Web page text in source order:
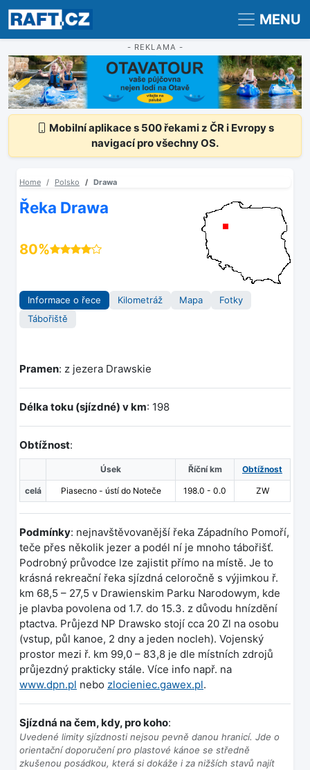
Registrace Přihlášení MENU
- REKLAMA -
Mobilní aplikace s 500 řekami z ČR i Evropy s
navigací pro všechny OS.
Home Polsko Drawa
Řeka Drawa
80%
Informace o řece Kilometráž Mapa
Fotky
Tábořiště
Pramen: z jezera Drawskie
Délka toku (sjízdné) v km: 198
Obtížnost:
Úsek Říční km Obtížnost
celá Piasecno - ústí do Noteče 198.0 - 0.0 ZW
Podmínky: nejnavštěvovanější řeka Západního Pomoří,
teče přes několik jezer a podél ní je mnoho tábořišť.
Podrobný průvodce lze zajistit přímo na místě. Je to
krásná rekreační řeka sjízdná celoročně s výjimkou ř.
km 68,5 – 27,5 v Drawienskim Parku Narodowym, kde
je plavba povolena od 1.7. do 15.3. z důvodu hnízdění
ptactva. Průjezd NP Drawsko stojí cca 20 Zl na osobu
(vstup, půl kanoe, 2 dny a jeden nocleh). Vojenský
prostor mezi ř. km 99,0 – 83,8 je dle místních zdrojů
průjezdný prakticky stále. Více info např. na
www.dpn.pl nebo zlocieniec.gawex.pl.
Sjízdná na čem, kdy, pro koho:
Uvedené limity sjízdnosti nejsou pevně danou hranicí. Jde o
orientační doporučení pro plastové kánoe se středně
zkušenou posádkou, která si dokáže i za nižších stavů najít